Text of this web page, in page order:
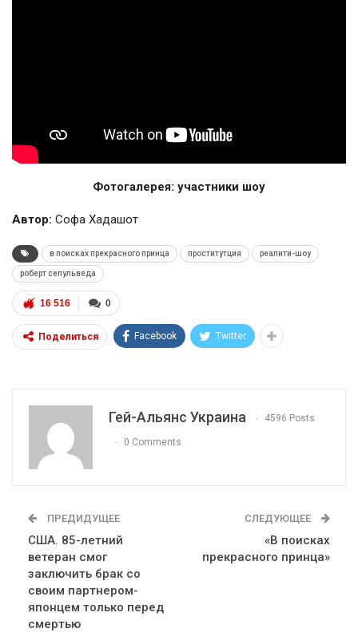
Фотогалерея: участники шоу
Автор: Софа Хадашот
в поисках прекрасного принца проститутция реалити-шоу
роберт сепульведа
0
16 516
Поделиться Facebook Twitter
Гей-Альянс Украина 4596 Posts
0 Comments
ПРЕДИДУЩЕЕ
США. 85-летний
ветеран смог
заключить брак со
своим партнером-
японцем только перед
смертью
СЛЕДУЮЩЕЕ
«В поисках
прекрасного принца»